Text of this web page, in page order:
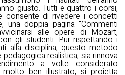
giusto. Tutti e quattro i corsi,
consente di rivedere i concetti
una doppia pagina "Commenti
alle opere di Mozart,
gli studenti. Pur rispettando i
alla disciplina, questo metodo
realistica, sia rinnova
a volte considerato
molto ben illustrato, si proietta